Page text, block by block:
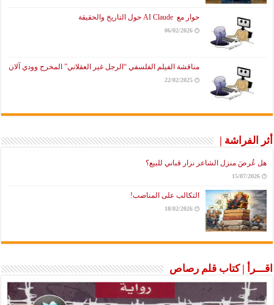
06/02/2026
مناقشة الفيلم الفلسفي “الرجل غير العقلاني” المخرج وودي آلان
22/02/2025
|
منزل الشاعر نزار قباني للبيع؟
15/
التكالب على المناصب!
18/02/2026
| كتاب قلم رصاص